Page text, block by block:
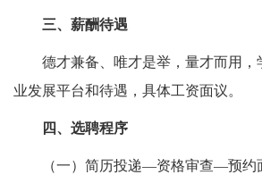
三、薪酬待遇
德才兼备、唯才是举，量才而用，
业发展平台和待遇，具体工资面议。
四、选聘程序
（一）简历投递—资格审查—预